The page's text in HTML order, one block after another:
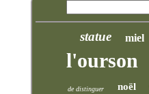
statue miel
l'ourson
de distinguer noël